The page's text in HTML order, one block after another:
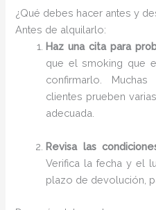
¿Qué debes hacer antes y
Antes de alquilarlo:
Haz una cita para
que el smoking que
confirmarlo.
clientes prueben
adecuada.
Revisa las
Verifica la fecha y el
plazo de devolución,